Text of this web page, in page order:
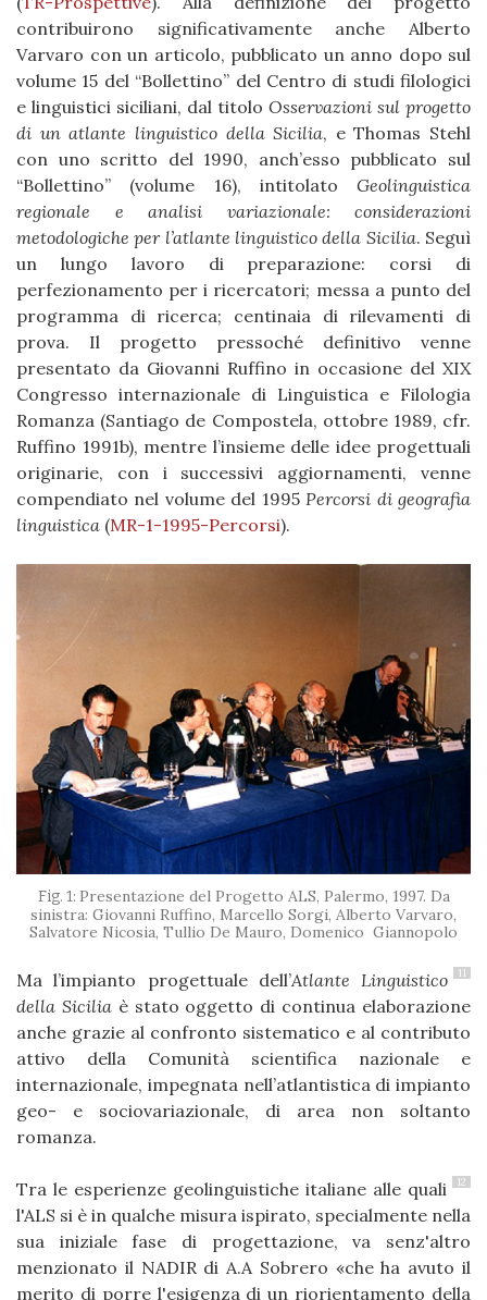
contribuirono significativamente anche Alberto
Varvaro con un articolo, pubblicato un anno dopo sul
volume 15 del “Bollettino” del Centro di studi filologici
e linguistici siciliani, dal titolo Osservazioni sul progetto
di un atlante linguistico della Sicilia, e Thomas Stehl
con uno scritto del 1990, anch’esso pubblicato sul
“Bollettino” (volume 16), intitolato Geolinguistica
regionale e analisi variazionale: considerazioni
metodologiche per l’atlante linguistico della Sicilia. Seguì
un lungo lavoro di preparazione: corsi di
perfezionamento per i ricercatori; messa a punto del
programma di ricerca; centinaia di rilevamenti di
prova. Il progetto pressoché definitivo venne
presentato da Giovanni Ruffino in occasione del XIX
Congresso internazionale di Linguistica e Filologia
Romanza (Santiago de Compostela, ottobre 1989, cfr.
Ruffino 1991b), mentre l’insieme delle idee progettuali
originarie, con i successivi aggiornamenti, venne
compendiato nel volume del 1995Percorsi di geografia
linguistica (MR-1-1995-Percorsi).
Presentazione del Progetto ALS, Palermo, 1997. Da
sinistra: Giovanni Ruffino, Marcello Sorgi, Alberto Varvaro,
Salvatore Nicosia, Tullio De Mauro, Domenico Giannopolo
11
Ma l’impianto progettuale dell’Atlante Linguistico
della Sicilia è stato oggetto di continua elaborazione
anche grazie al confronto sistematico e al contributo
attivo della Comunità scientifica nazionale e
internazionale, impegnata nell’atlantistica di impianto
geo- e sociovariazionale, di area non soltanto
romanza.
12
Tra le esperienze geolinguistiche italiane alle quali
l'ALS si è in qualche misura ispirato, specialmente nella
sua iniziale fase di progettazione, va senz'altro
menzionato il NADIR di A.A Sobrero «che ha avuto il
merito di porre l'esigenza di un riorientamento della